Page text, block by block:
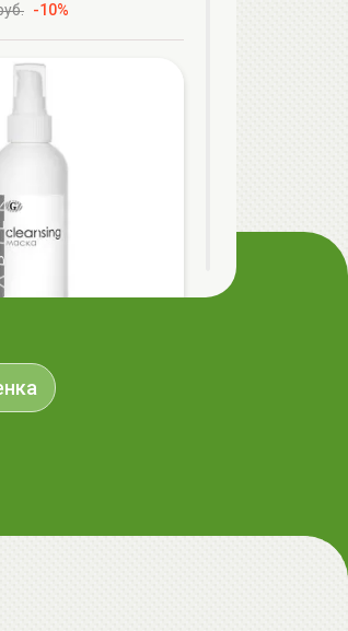
-10%
Маска энзимная